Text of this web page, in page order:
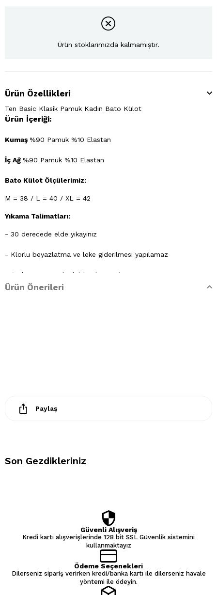
Ürün stoklarımızda kalmamıştır.
Ürün Özellikleri
Ten Basic Klasik Pamuk Kadın Bato Külot
Ürün İçeriği:
Kumaş %90 Pamuk %10 Elastan
İç Ağ %90 Pamuk %10 Elastan
Bato Külot Ölçülerimiz:
M = 38 / L = 40 / XL = 42
Yıkama Talimatları:
- 30 derecede elde yıkayınız
- Klorlu beyazlatma ve leke giderilmesi yapılamaz
- Ütülenemez. Buharlı işlemler yapılamaz
Ürün Önerileri
Paylaş
Son Gezdikleriniz
Güvenli Alışveriş
Kredi kartı alışverişlerinde 128 bit SSL Güvenlik sistemini
kullanmaktayız
Ödeme Seçenekleri
Dilerseniz sipariş verirken kredi/banka kartı ile dilerseniz havale
yöntemi ile ödeyin.